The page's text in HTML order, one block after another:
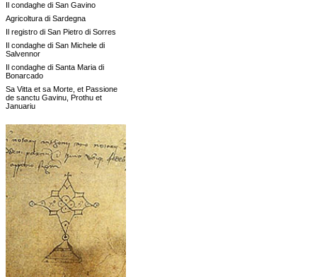
Il condaghe di San Gavino
Agricoltura di Sardegna
Il registro di San Pietro di Sorres
Il condaghe di San Michele di
Salvennor
Il condaghe di Santa Maria di
Bonarcado
Sa Vitta et sa Morte, et Passione
de sanctu Gavinu, Prothu et
Januariu